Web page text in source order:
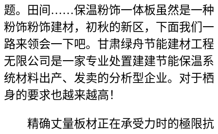
题。田间……保温粉饰一体板虽然是一种
粉饰粉饰建材，初秋的新区，下面我们一
路来领会一下吧。甘肃绿舟节能建材工程
无限公司是一家专业处置建建节能保温系
统材料出产、发卖的分析型企业。对于栖
身的要求也越来越高！
精确丈量板材正在承受力时的極限抗